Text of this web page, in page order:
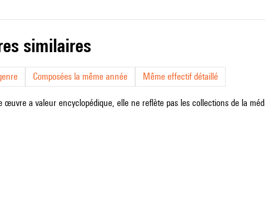
similaires
Composées la même année Même effectif détaillé
œuvre a valeur encyclopédique, elle ne reflète pas les collections de la